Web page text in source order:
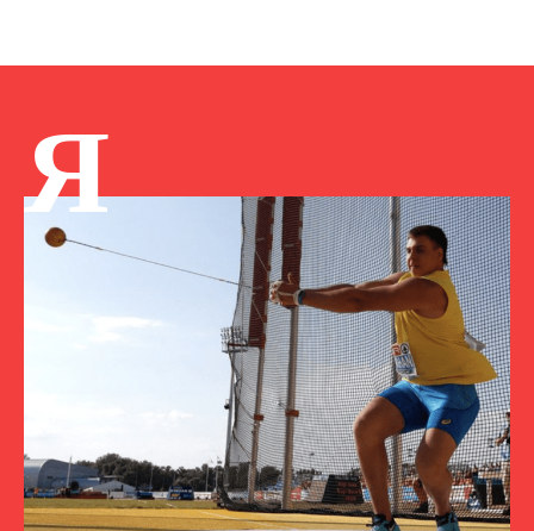
Я